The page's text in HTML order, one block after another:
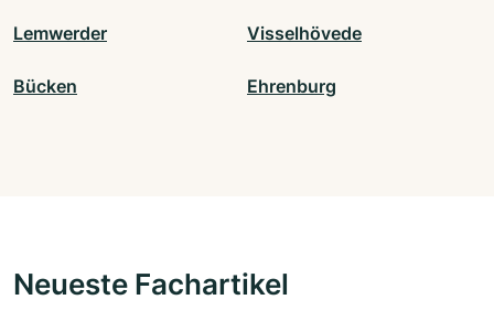
Lemwerder Visselhövede
Bücken Ehrenburg
Neueste Fachartikel